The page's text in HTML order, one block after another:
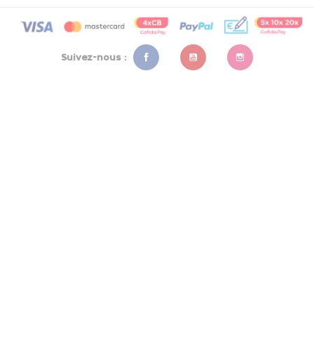
Suivez-nous :
FacebookYouTubeInstagram